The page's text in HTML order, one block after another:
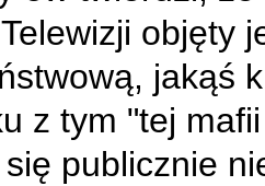
objęty
jakąś
z tym "tej mafii
publicznie